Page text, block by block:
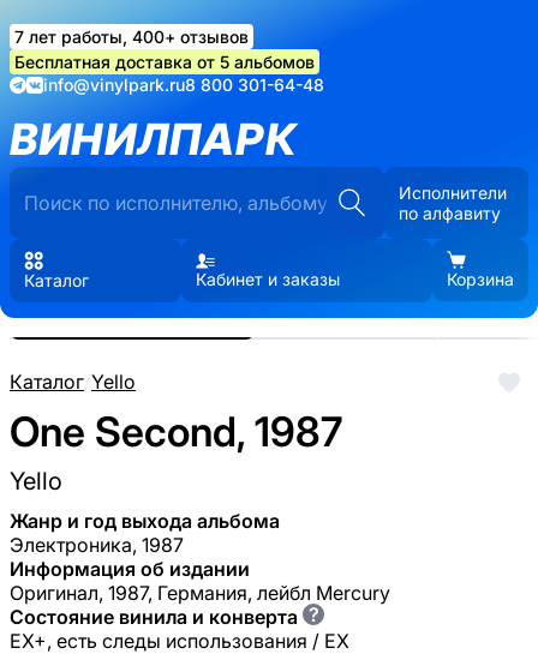
7 лет работы, 400+ отзывов
Бесплатная доставка от 5 альбомов
info@vinylpark.ru8 800 301-64-48
ВИНИЛПАРК
Исполнители
по алфавиту
Каталог Кабинет и заказы Корзина
Каталог/Yello
One Second, 1987
Yello
Жанр и год выхода альбома
Электроника, 1987
Информация об издании
Оригинал, 1987, Германия, лейбл Mercury
Состояние винила и конверта ?
EX+, есть следы использования / EX
Реальные фото пластинки.
Нажмите, чтобы увеличить